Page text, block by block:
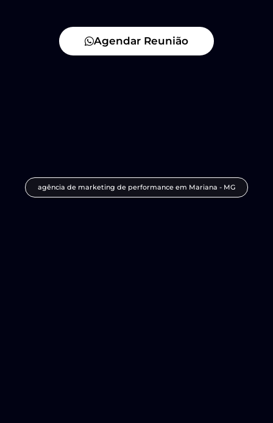
Agendar Reunião
agência de marketing de performance em Mariana - MG